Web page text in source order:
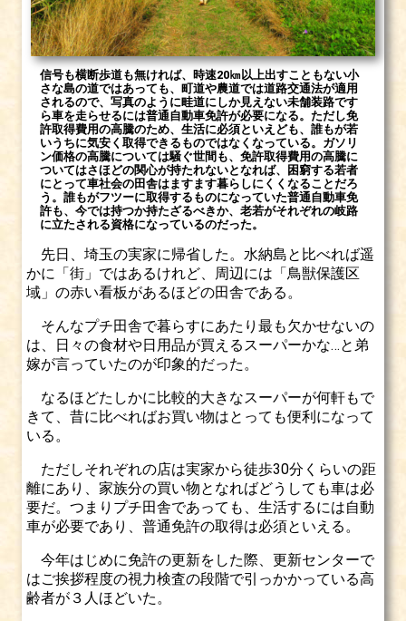
信号も横断歩道も無ければ、時速20㎞以上出すこともない小
さな島の道ではあっても、町道や農道では道路交通法が適用
されるので、写真のように畦道にしか見えない未舗装路です
ら車を走らせるには普通自動車免許が必要になる。ただし免
許取得費用の高騰のため、生活に必須といえども、誰もが若
いうちに気安く取得できるものではなくなっている。ガソリ
ン価格の高騰については騒ぐ世間も、免許取得費用の高騰に
ついてはさほどの関心が持たれないとなれば、困窮する若者
にとって車社会の田舎はますます暮らしにくくなることだろ
う。誰もがフツーに取得するものになっていた普通自動車免
許も、今では持つか持たざるべきか、老若がそれぞれの岐路
に立たされる資格になっているのだった。
先日、埼玉の実家に帰省した。水納島と比べれば遥
かに「街」ではあるけれど、周辺には「鳥獣保護区
域」の赤い看板があるほどの田舎である。
そんなプチ田舎で暮らすにあたり最も欠かせないの
は、日々の食材や日用品が買えるスーパーかな…と弟
嫁が言っていたのが印象的だった。
なるほどたしかに比較的大きなスーパーが何軒もで
きて、昔に比べればお買い物はとっても便利になって
いる。
ただしそれぞれの店は実家から徒歩30分くらいの距
離にあり、家族分の買い物となればどうしても車は必
要だ。つまりプチ田舎であっても、生活するには自動
車が必要であり、普通免許の取得は必須といえる。
今年はじめに免許の更新をした際、更新センターで
はご挨拶程度の視力検査の段階で引っかかっている高
齢者が３人ほどいた。